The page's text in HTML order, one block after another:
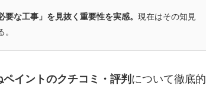
な工事」を見抜く重要性を実感。 現在はその知見
ペイントのクチコミ・評判 について徹底的